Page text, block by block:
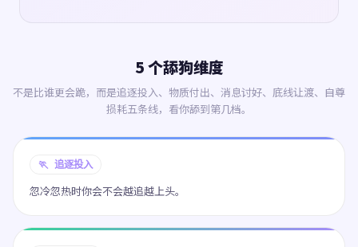
5 个舔狗维度
不是比谁更会跪，而是追逐投入、物质付出、消息讨好、底线让渡、自尊
损耗五条线，看你舔到第几档。
🏃 追逐投入
忽冷忽热时你会不会越追越上头。